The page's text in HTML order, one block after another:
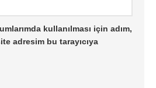
kullanılması için adım,
adresim bu tarayıcıya